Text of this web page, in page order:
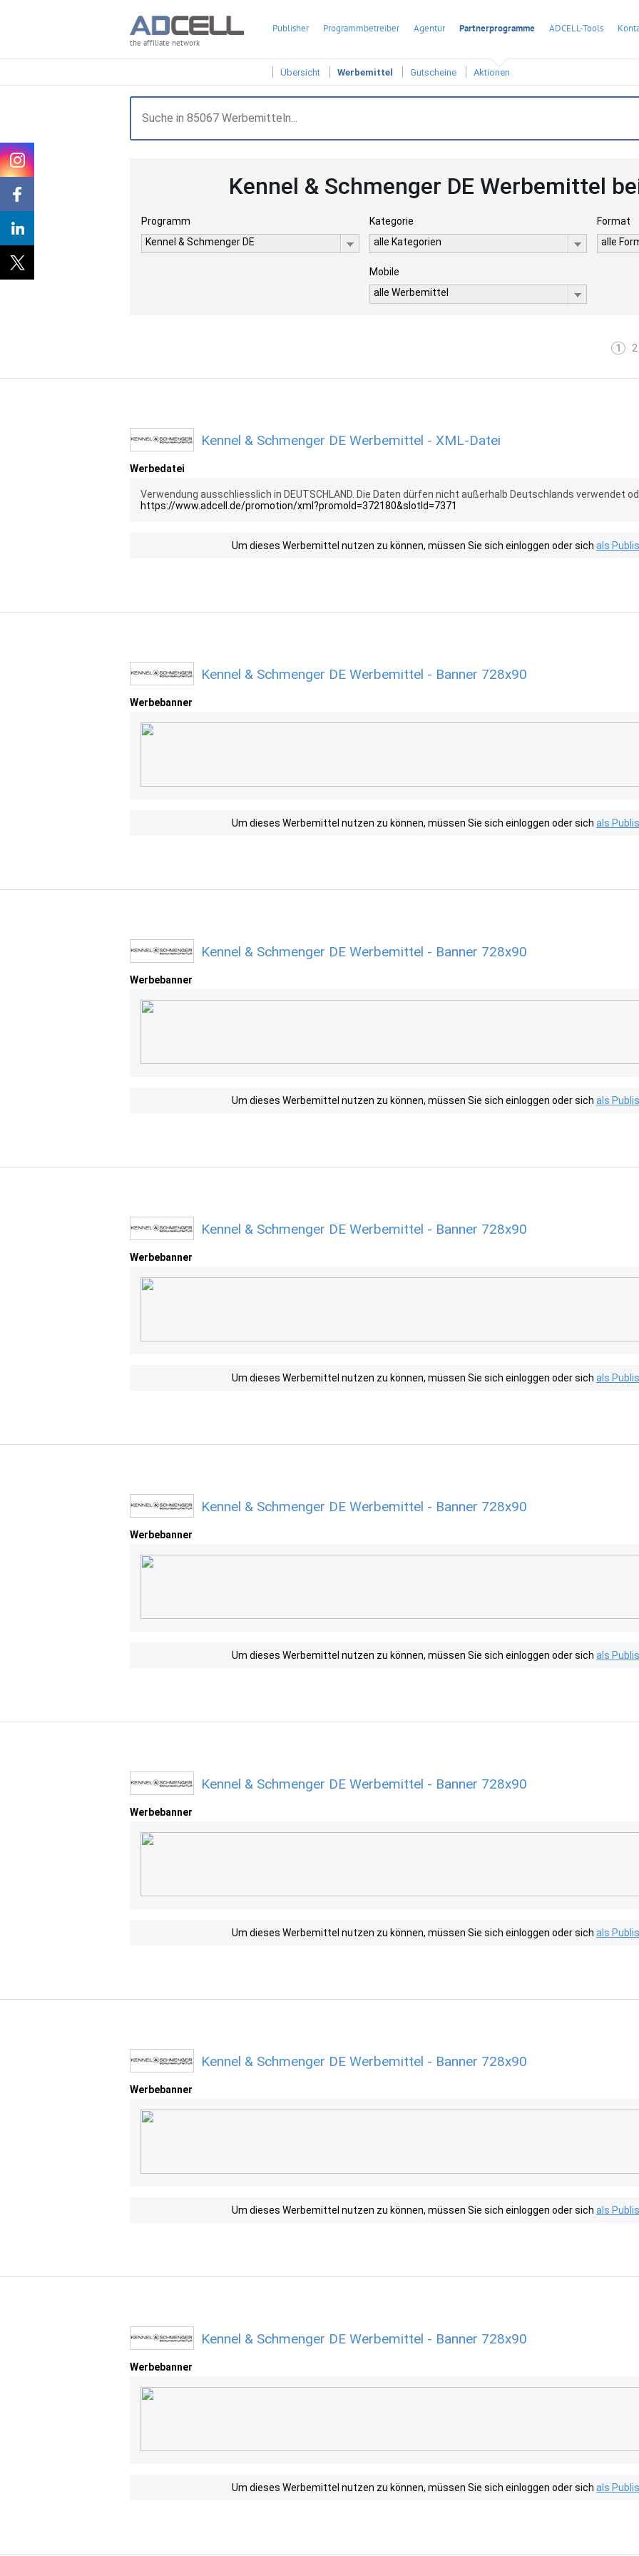
the affiliate network
Publisher Programmbetreiber Agentur Partnerprogramme ADCELL-Tools
Übersicht Werbemittel Gutscheine Aktionen
Kennel & Schmenger DE Werbemittel
Programm
Kennel & Schmenger DE
Kategorie
alle Kategorien
Format
alle
Mobile
alle Werbemittel
1 2
Kennel & Schmenger DE Werbemittel - XML-Datei
Werbedatei
Verwendung ausschliesslich in DEUTSCHLAND. Die Daten dürfen nicht außerhalb Deutschlands verwendet
https://www.adcell.de/promotion/xml?promoId=372180&slotId=7371
Um dieses Werbemittel nutzen zu können, müssen Sie sich einloggen oder sich als
Kennel & Schmenger DE Werbemittel - Banner 728x90
Werbebanner
Um dieses Werbemittel nutzen zu können, müssen Sie sich einloggen oder sich als
Kennel & Schmenger DE Werbemittel - Banner 728x90
Werbebanner
Um dieses Werbemittel nutzen zu können, müssen Sie sich einloggen oder sich als
Kennel & Schmenger DE Werbemittel - Banner 728x90
Werbebanner
Um dieses Werbemittel nutzen zu können, müssen Sie sich einloggen oder sich als
Kennel & Schmenger DE Werbemittel - Banner 728x90
Werbebanner
Um dieses Werbemittel nutzen zu können, müssen Sie sich einloggen oder sich als
Kennel & Schmenger DE Werbemittel - Banner 728x90
Werbebanner
Um dieses Werbemittel nutzen zu können, müssen Sie sich einloggen oder sich als
Kennel & Schmenger DE Werbemittel - Banner 728x90
Werbebanner
Um dieses Werbemittel nutzen zu können, müssen Sie sich einloggen oder sich als
Kennel & Schmenger DE Werbemittel - Banner 728x90
Werbebanner
Um dieses Werbemittel nutzen zu können, müssen Sie sich einloggen oder sich als